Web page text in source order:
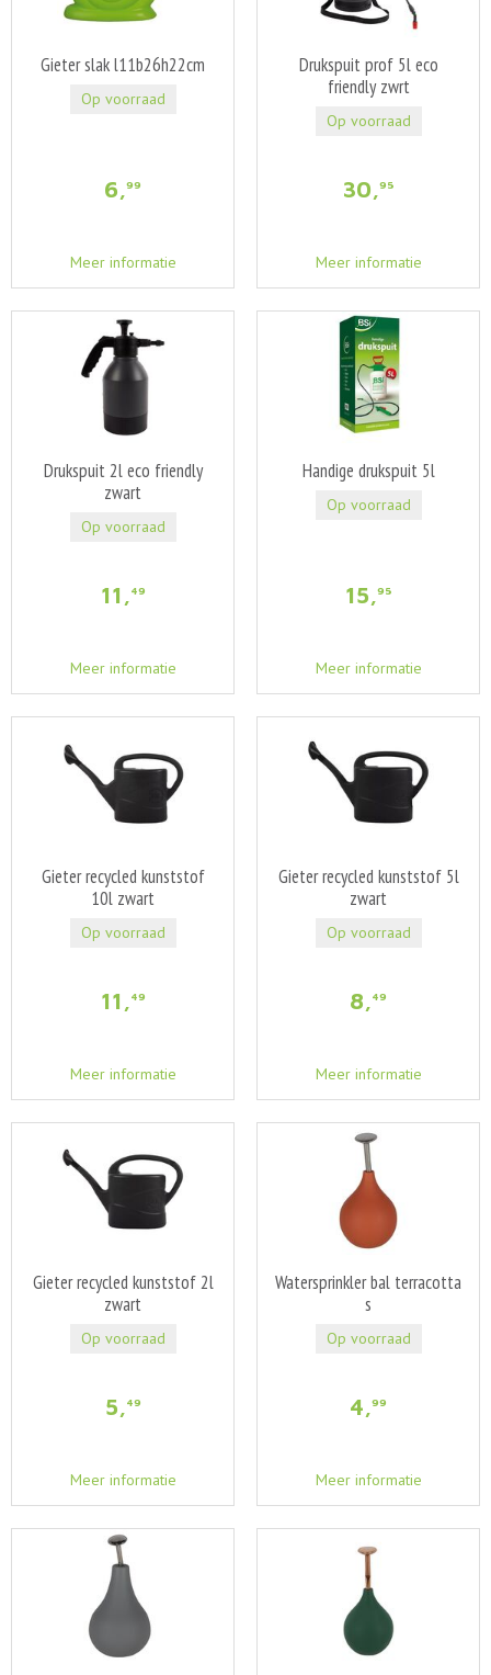
Gieter slak l11b26h22cm
6,99
Meer informatie
Op voorraad
Drukspuit prof 5l eco
friendly zwrt
30,95
Meer informatie
Op voorraad
Drukspuit 2l eco friendly
zwart
11 ,49
Meer informatie
Op voorraad
Handige drukspuit 5l
15,95
Meer informatie
Op voorraad
Gieter recycled kunststof
10l zwart
11 ,49
Meer informatie
Op voorraad
Gieter recycled kunststof 5l
zwart
8,49
Meer informatie
Op voorraad
Gieter recycled kunststof 2l
zwart
5,49
Meer informatie
Op voorraad
Watersprinkler bal terracotta
s
4,99
Meer informatie
Op voorraad